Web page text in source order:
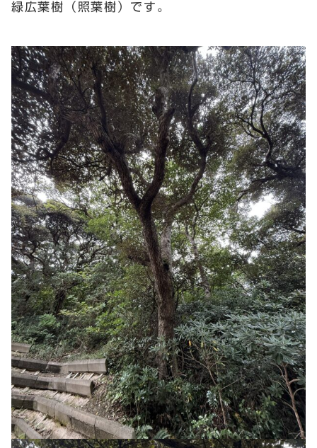
緑広葉樹（照葉樹）です。